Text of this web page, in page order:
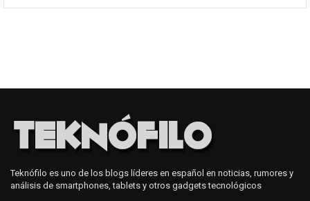
Teknófilo es uno de los blogs líderes en español en noticias, rumores y
análisis de smartphones, tablets y otros gadgets tecnológicos